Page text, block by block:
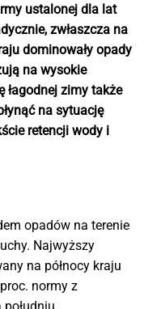
ustalonej dla lat
zwłaszcza na
dominowały opady
na wysokie
łagodnej zimy także
na sytuację
retencji wody i
opadów na terenie
Najwyższy
na północy kraju
normy z